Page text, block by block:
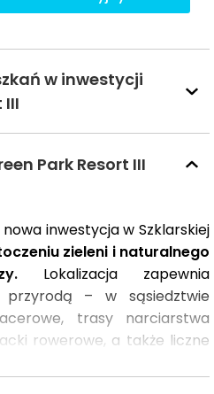
w inwestycji
III
Park Resort III
inwestycja w Szklarskiej
zieleni i naturalnego
Lokalizacja zapewnia
– w sąsiedztwie
trasy narciarstwa
rowerowe, a także liczne
sprzyja dobremu